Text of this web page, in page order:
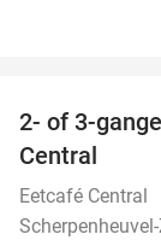
2- of 3-
Central
Eetcafé Central